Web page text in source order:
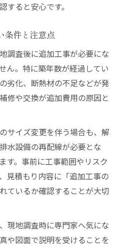
すると安心です。
条件と注意点
調査後に追加工事が必要にな
ん。特に築年数が経過してい
劣化、断熱材の不足などが発
修や交換が追加費用の原因と
サイズ変更を伴う場合も、解
水設備の再配線が必要とな
す。事前に工事範囲やリスク
見積もり内容に「追加工事の
ているか確認することが大切
現地調査時に専門家へ気にな
や図面で説明を受けることを